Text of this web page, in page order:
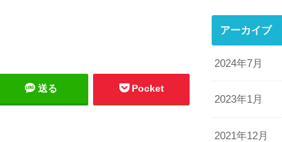
送る Pocket
アーカイブ
2024年7月
2023年1月
2021年12月